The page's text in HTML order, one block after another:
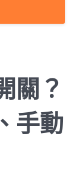
關？
手動